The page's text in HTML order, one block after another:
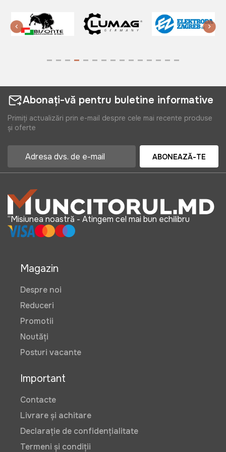
Abonați-vă pentru buletine informative
Primiți actualizări prin e-mail despre cele mai recente produse
și oferte
ABONEAZĂ-TE
“Misiunea noastră - Atingem cel mai bun echilibru
Magazin
Despre noi
Reduceri
Promotii
Noutăți
Posturi vacante
Important
Contacte
Livrare și achitare
Declarație de confidențialitate
Termeni și condiții